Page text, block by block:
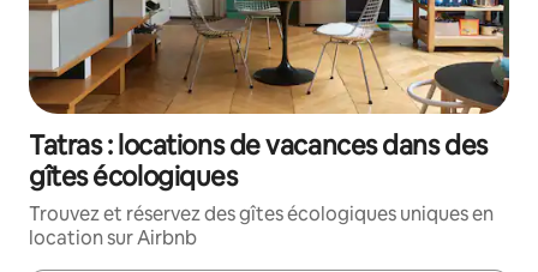
Tatras : locations de vacances dans des
gîtes écologiques
Trouvez et réservez des gîtes écologiques uniques en
location sur Airbnb